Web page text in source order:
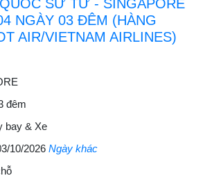
SƯ TỬ - SINGAPORE
NGÀY 03 ĐÊM (HÀNG
AIR/VIETNAM AIRLINES)
đêm
bay & Xe
10/2026 Ngày khác